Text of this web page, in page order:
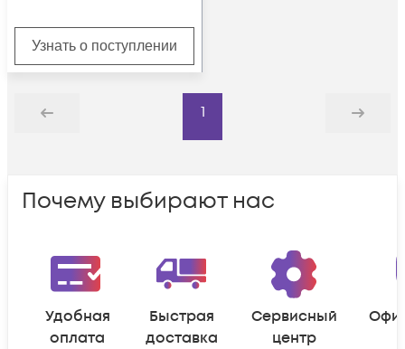
Узнать о поступлении
Назад
1
Дальше
Почему выбирают нас
Удобная
оплата
Быстрая
доставка
Сервисный
центр